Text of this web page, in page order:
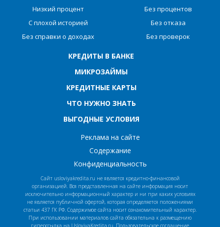
Низкий процент
С плохой историей
Без справки о доходах
Без процентов
Без отказа
Без проверок
КРЕДИТЫ В БАНКЕ
МИКРОЗАЙМЫ
КРЕДИТНЫЕ КАРТЫ
ЧТО НУЖНО ЗНАТЬ
ВЫГОДНЫЕ УСЛОВИЯ
Реклама на сайте
Содержание
Конфиденциальность
Сайт usloviyakredita.ru не является кредитно-финансовой
организацией. Вся представленная на сайте информация носит
исключительно информационный характер и ни при каких условиях
не является публичной офертой, которая определяется положениями
статьи 437 ГК РФ. Содержимое сайта носит ознакомительный характер.
При использовании материалов сайта обязательна к размещению
гиперссылка на UsloviyaKredita.ru. Пользовательское соглашение